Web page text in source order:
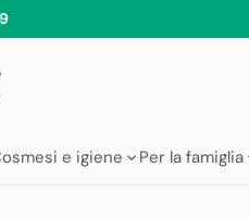
e igiene Per la famiglia